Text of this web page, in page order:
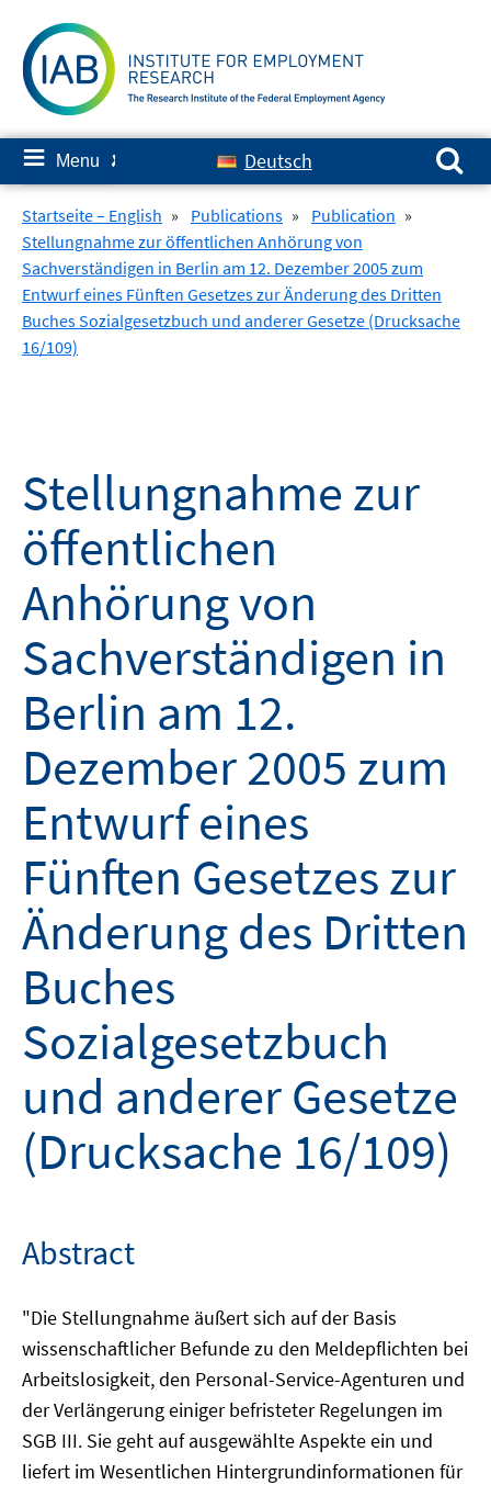
content
≡ Menu ✘ Deutsch
Search for:
Startseite – English » Publications » Publication »
Stellungnahme zur öffentlichen Anhörung von
Sachverständigen in Berlin am 12. Dezember 2005 zum
Entwurf eines Fünften Gesetzes zur Änderung des Dritten
Buches Sozialgesetzbuch und anderer Gesetze (Drucksache
16/109)
Stellungnahme zur
öffentlichen
Anhörung von
Sachverständigen in
Berlin am 12.
Dezember 2005 zum
Entwurf eines
Fünften Gesetzes zur
Änderung des Dritten
Buches
Sozialgesetzbuch
und anderer Gesetze
(Drucksache 16/109)
Abstract
"Die Stellungnahme äußert sich auf der Basis
wissenschaftlicher Befunde zu den Meldepflichten bei
Arbeitslosigkeit, den Personal-Service-Agenturen und
der Verlängerung einiger befristeter Regelungen im
SGB III. Sie geht auf ausgewählte Aspekte ein und
liefert im Wesentlichen Hintergrundinformationen für